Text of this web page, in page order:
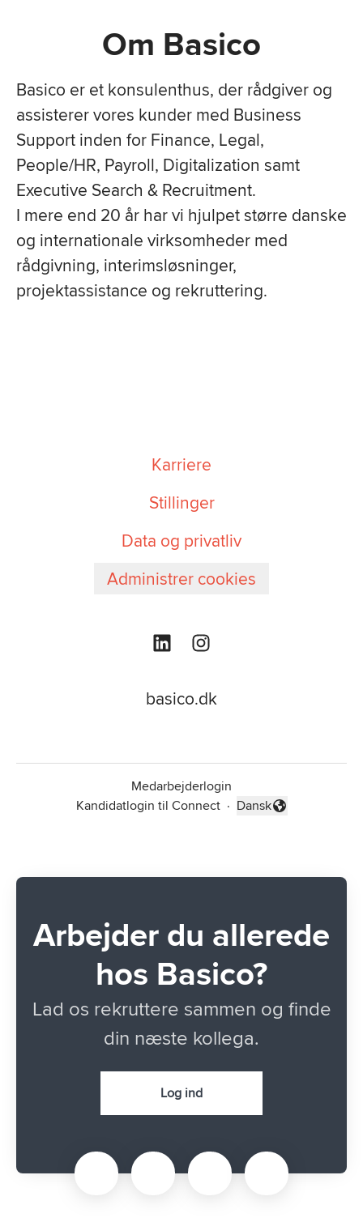
Om Basico
Basico er et konsulenthus, der rådgiver og
assisterer vores kunder med Business
Support inden for Finance, Legal,
People/HR, Payroll, Digitalization samt
Executive Search & Recruitment.
I mere end 20 år har vi hjulpet større danske
og internationale virksomheder med
rådgivning, interimsløsninger,
projektassistance og rekruttering.
Karriere
Stillinger
Data og privatliv
Administrer cookies
basico.dk
Medarbejderlogin
Kandidatlogin til Connect · Skift sprog
Dansk
Arbejder du allerede
hos Basico?
Lad os rekruttere sammen og finde
din næste kollega.
Log ind